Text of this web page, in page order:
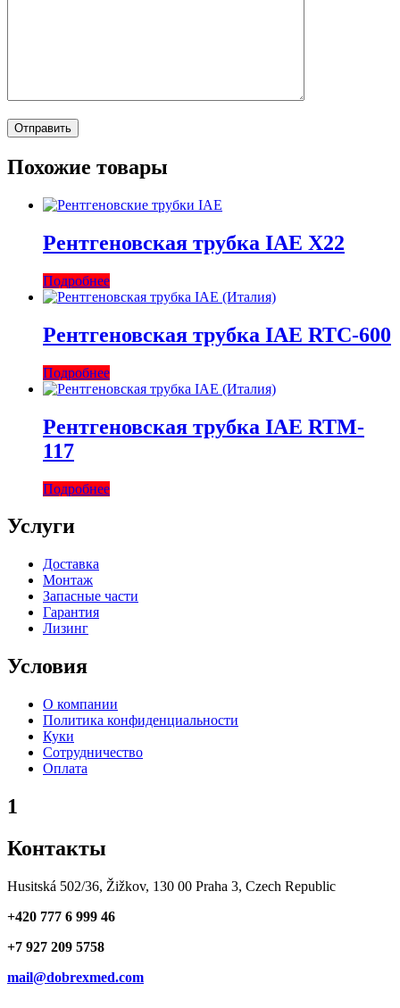
Похожие товары
Рентгеновская трубка IAE X22
Подробнее
Рентгеновская трубка IAE RTC-600
Подробнее
Рентгеновская трубка IAE RTM-
117
Подробнее
Услуги
Доставка
Монтаж
Запасные части
Гарантия
Лизинг
Условия
О компании
Политика конфиденциальности
Куки
Сотрудничество
Оплата
1
Контакты
Husitská 502/36, Žižkov, 130 00 Praha 3, Czech Republic
+420 777 6 999 46
+7 927 209 5758
mail@dobrexmed.com